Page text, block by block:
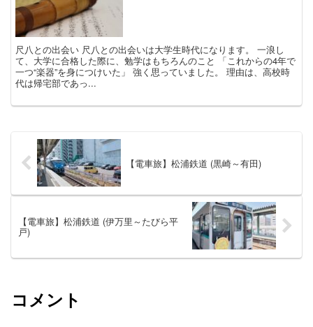
尺八との出会い 尺八との出会いは大学生時代になります。 一浪し
て、大学に合格した際に、勉学はもちろんのこと 「これからの4年で
一つ“楽器”を身につけいた」 強く思っていました。 理由は、高校時
代は帰宅部であっ...
【電車旅】松浦鉄道 (黒崎～有田)
【電車旅】松浦鉄道 (伊万里～たびら平
戸)
コメント